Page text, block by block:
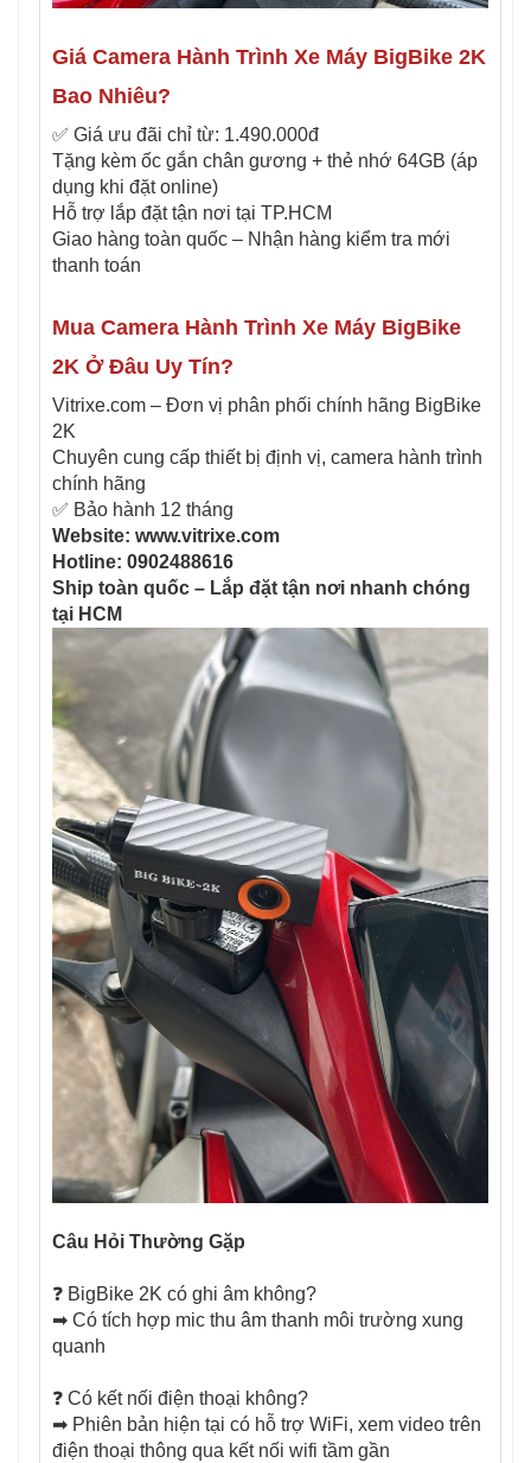
Giá Camera Hành Trình Xe Máy BigBike 2K
Bao Nhiêu?
✅ Giá ưu đãi chỉ từ: 1.490.000đ
Tặng kèm ốc gắn chân gương + thẻ nhớ 64GB (áp
dụng khi đặt online)
Hỗ trợ lắp đặt tận nơi tại TP.HCM
Giao hàng toàn quốc – Nhận hàng kiểm tra mới
thanh toán
Mua Camera Hành Trình Xe Máy BigBike
2K Ở Đâu Uy Tín?
Vitrixe.com – Đơn vị phân phối chính hãng BigBike
2K
Chuyên cung cấp thiết bị định vị, camera hành trình
chính hãng
✅ Bảo hành 12 tháng
Website: www.vitrixe.com
Hotline: 0902488616
Ship toàn quốc – Lắp đặt tận nơi nhanh chóng
tại HCM
Câu Hỏi Thường Gặp
❓ BigBike 2K có ghi âm không?
➡ Có tích hợp mic thu âm thanh môi trường xung
quanh
❓ Có kết nối điện thoại không?
➡ Phiên bản hiện tại có hỗ trợ WiFi, xem video trên
điện thoại thông qua kết nối wifi tầm gần